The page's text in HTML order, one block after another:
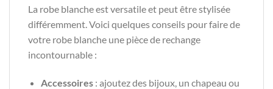
La robe blanche est versatile et peut être stylisée
différemment. Voici quelques conseils pour faire de
votre robe blanche une pièce de rechange
incontournable :
Accessoires: ajoutez des bijoux, un chapeau ou